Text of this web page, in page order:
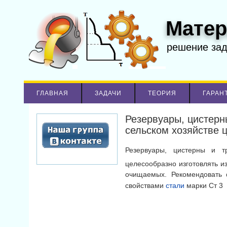
решение
ГЛАВНАЯ ЗАДАЧИ ТЕОРИЯ
Резервуары,
сельском хозяйстве
Резервуары, цистерны и
целесообразно изготовлять
очищаемых. Рекомендовать
свойствами стали марки Ст 3